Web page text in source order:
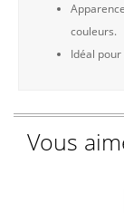
couleurs.
Idéal
Vous